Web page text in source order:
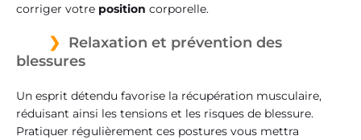
corriger votre position corporelle.
Relaxation et prévention des
blessures
Un esprit détendu favorise la récupération musculaire,
réduisant ainsi les tensions et les risques de blessure.
Pratiquer régulièrement ces postures vous mettra